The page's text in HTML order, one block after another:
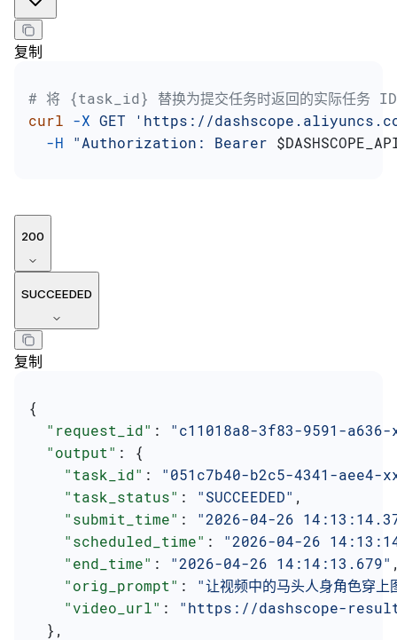
复制
# 将 {task_id} 替换为提交任务时返回的实际任务 ID
curl -X GET 'https://
  -H
"Authorization: Bearer
200
SUCCEEDED
复制
{
  "request_id"
: "c11018a8-3f83-9591-
  "output"
: {
    "task_id"
: "051c7b40-b2c5-4341-aee4-
    "task_status"
: "SUCCEEDED" ,
    "submit_time"
: "2026-04-26
    "scheduled_time"
: "2026-04-26
    "end_time"
: "2026-04-26 14:14:13.679"
    "orig_prompt"
: "让视频中的马头人身角色穿
    "video_url"
: "https://dashscope-
  },